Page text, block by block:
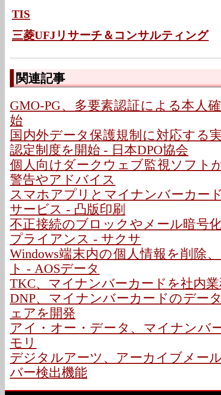
TIS
三菱UFJリサーチ＆コンサルティング
関連記事
GMO-PG、多要素認証による本人
始
国内外データ保護規制に対応する
認定制度を開始 - 日本DPO協会
個人向けダークウェブ監視ソフト
警告やアドバイス
スマホアプリとマイナンバーカー
サービス - 凸版印刷
不正接続のブロックやメール暗号
プライアンス - サクサ
Windows端末内の個人情報を削除
ト - AOSデータ
TKC、マイナンバーカードを社内
DNP、マイナンバーカードのデー
ェアを開発
アイ・オー・データ、マイナンバ
モリ
デジタルアーツ、アーカイブメー
バー検出機能